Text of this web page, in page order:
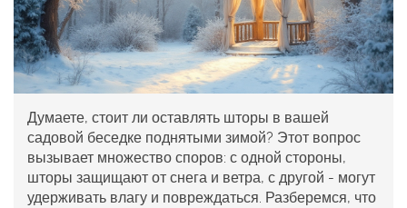
Думаете, стоит ли оставлять шторы в вашей
садовой беседке поднятыми зимой? Этот вопрос
вызывает множество споров: с одной стороны,
шторы защищают от снега и ветра, с другой - могут
удерживать влагу и повреждаться. Разберемся, что